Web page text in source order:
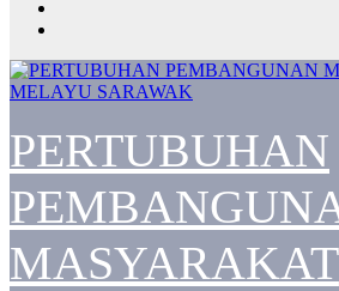
PERTUBUHAN
MASYARAKAT